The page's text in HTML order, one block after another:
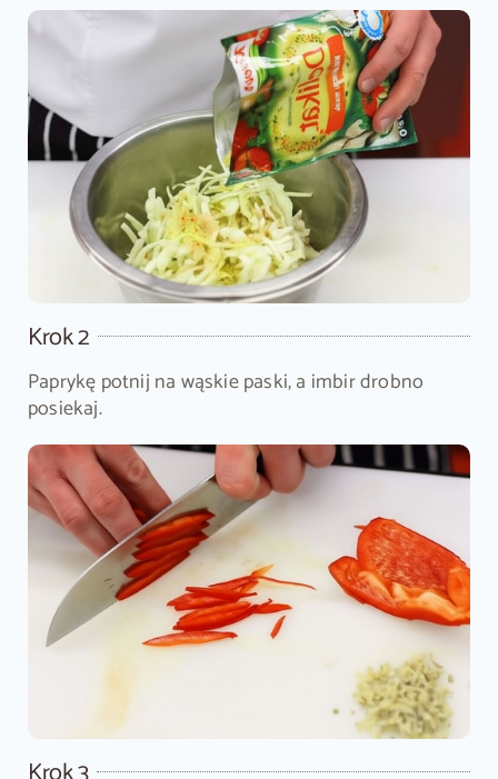
Krok 2
Paprykę potnij na wąskie paski, a imbir drobno
posiekaj.